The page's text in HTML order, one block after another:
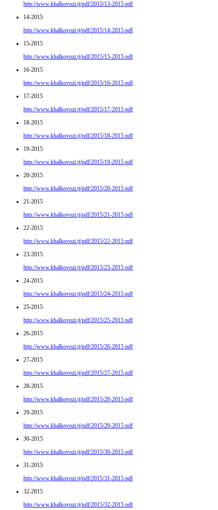
http://www.khalkovozi.tj/pdf/2015/13-2015.pdf
14-2015
http://www.khalkovozi.tj/pdf/2015/14-2015.pdf
15-2015
http://www.khalkovozi.tj/pdf/2015/15-2015.pdf
16-2015
http://www.khalkovozi.tj/pdf/2015/16-2015.pdf
17-2015
http://www.khalkovozi.tj/pdf/2015/17-2015.pdf
18-2015
http://www.khalkovozi.tj/pdf/2015/18-2015.pdf
19-2015
http://www.khalkovozi.tj/pdf/2015/19-2015.pdf
20-2015
http://www.khalkovozi.tj/pdf/2015/20-2015.pdf
21-2015
http://www.khalkovozi.tj/pdf/2015/21-2015.pdf
22-2015
http://www.khalkovozi.tj/pdf/2015/22-2015.pdf
23-2015
http://www.khalkovozi.tj/pdf/2015/23-2015.pdf
24-2015
http://www.khalkovozi.tj/pdf/2015/24-2015.pdf
25-2015
http://www.khalkovozi.tj/pdf/2015/25-2015.pdf
26-2015
http://www.khalkovozi.tj/pdf/2015/26-2015.pdf
27-2015
http://www.khalkovozi.tj/pdf/2015/27-2015.pdf
28-2015
http://www.khalkovozi.tj/pdf/2015/28-2015.pdf
29-2015
http://www.khalkovozi.tj/pdf/2015/29-2015.pdf
30-2015
http://www.khalkovozi.tj/pdf/2015/30-2015.pdf
31-2015
http://www.khalkovozi.tj/pdf/2015/31-2015.pdf
32-2015
http://www.khalkovozi.tj/pdf/2015/32-2015.pdf